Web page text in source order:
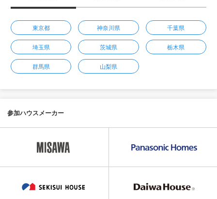
東京都 神奈川県 千葉県
埼玉県 茨城県 栃木県
群馬県 山梨県
参加ハウスメーカー